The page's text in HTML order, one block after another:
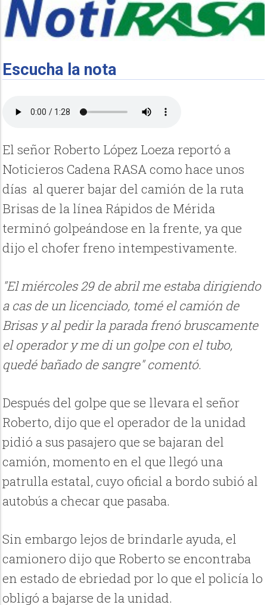
Escucha la nota
El señor Roberto López Loeza reportó a
Noticieros Cadena RASA como hace unos
días al querer bajar del camión de la ruta
Brisas de la línea Rápidos de Mérida
terminó golpeándose en la frente, ya que
dijo el chofer freno intempestivamente.
"El miércoles 29 de abril me estaba dirigiendo
a cas de un licenciado, tomé el camión de
Brisas y al pedir la parada frenó bruscamente
el operador y me di un golpe con el tubo,
quedé bañado de sangre" comentó.
Después del golpe que se llevara el señor
Roberto, dijo que el operador de la unidad
pidió a sus pasajero que se bajaran del
camión, momento en el que llegó una
patrulla estatal, cuyo oficial a bordo subió al
autobús a checar que pasaba.
Sin embargo lejos de brindarle ayuda, el
camionero dijo que Roberto se encontraba
en estado de ebriedad por lo que el policía lo
obligó a bajarse de la unidad.